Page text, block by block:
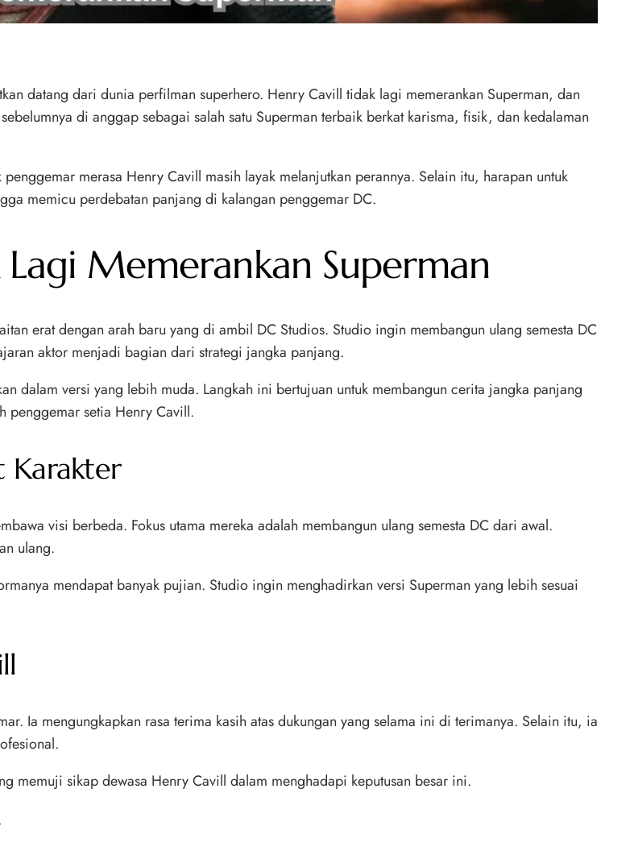
datang dari dunia perfilman superhero. Henry Cavill tidak lagi memerankan Superman, dan
di anggap sebagai salah satu Superman terbaik berkat karisma, fisik, dan kedalaman
merasa Henry Cavill masih layak melanjutkan perannya. Selain itu, harapan untuk
memicu perdebatan panjang di kalangan penggemar DC.
Memerankan Superman
erat dengan arah baru yang di ambil DC Studios. Studio ingin membangun ulang semesta DC
aktor menjadi bagian dari strategi jangka panjang.
dalam versi yang lebih muda. Langkah ini bertujuan untuk membangun cerita jangka panjang
penggemar setia Henry Cavill.
Karakter
visi berbeda. Fokus utama mereka adalah membangun ulang semesta DC dari awal.
ulang.
mendapat banyak pujian. Studio ingin menghadirkan versi Superman yang lebih sesuai
Ia mengungkapkan rasa terima kasih atas dukungan yang selama ini di terimanya. Selain itu, ia
memuji sikap dewasa Henry Cavill dalam menghadapi keputusan besar ini.